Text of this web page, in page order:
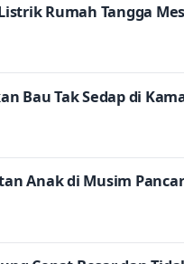
Rumah Tangga
Bau Tak Sedap di
Anak di Musim